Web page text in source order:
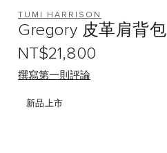
新品上市
TUMI HARRISON
Gregory 皮革肩背包
NT$21,800
撰寫第一則評論